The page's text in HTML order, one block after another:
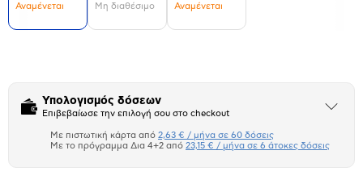
Αναμένεται Μη διαθέσιμο Αναμένεται
Υπολογισμός δόσεων
Επιβεβαίωσε την επιλογή σου στο checkout
Άνοιξε
Πιστωτική κάρτα
Με πιστωτική κάρτα από 2,63 € / μήνα σε 60 δόσεις
Με το πρόγραμμα Δια 4+2 από 23,15 € / μήνα σε 6 άτοκες δόσεις